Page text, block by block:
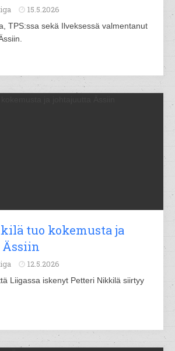
15.5.2026
TPS:ssa sekä Ilveksessä valmentanut
tuo kokemusta ja
12.5.2026
Liigassa iskenyt Petteri Nikkilä siirtyy